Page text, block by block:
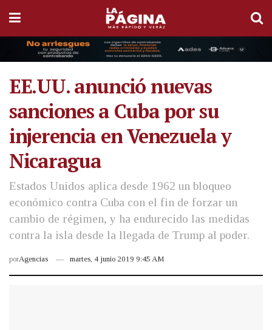
EE.UU. anunció nuevas
sanciones a Cuba por su
injerencia en Venezuela y
Nicaragua
Estados Unidos aplica desde 1962 un bloqueo
económico contra Cuba con el fin de forzar un
cambio de régimen, y ha endurecido las medidas
contra la isla desde la llegada de Trump al poder.
porAgencias martes, 4 junio 2019 9:45 AM